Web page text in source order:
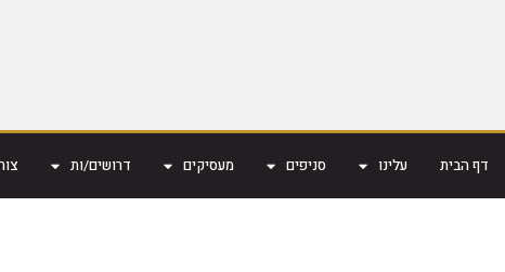
דף הבית עלינו סניפים מעסיקים דרושים/ות